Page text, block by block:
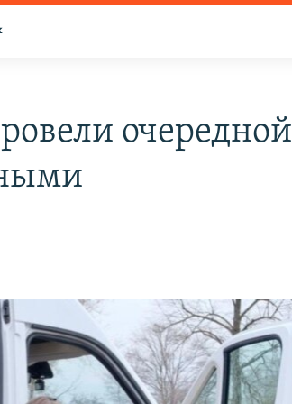
очередной